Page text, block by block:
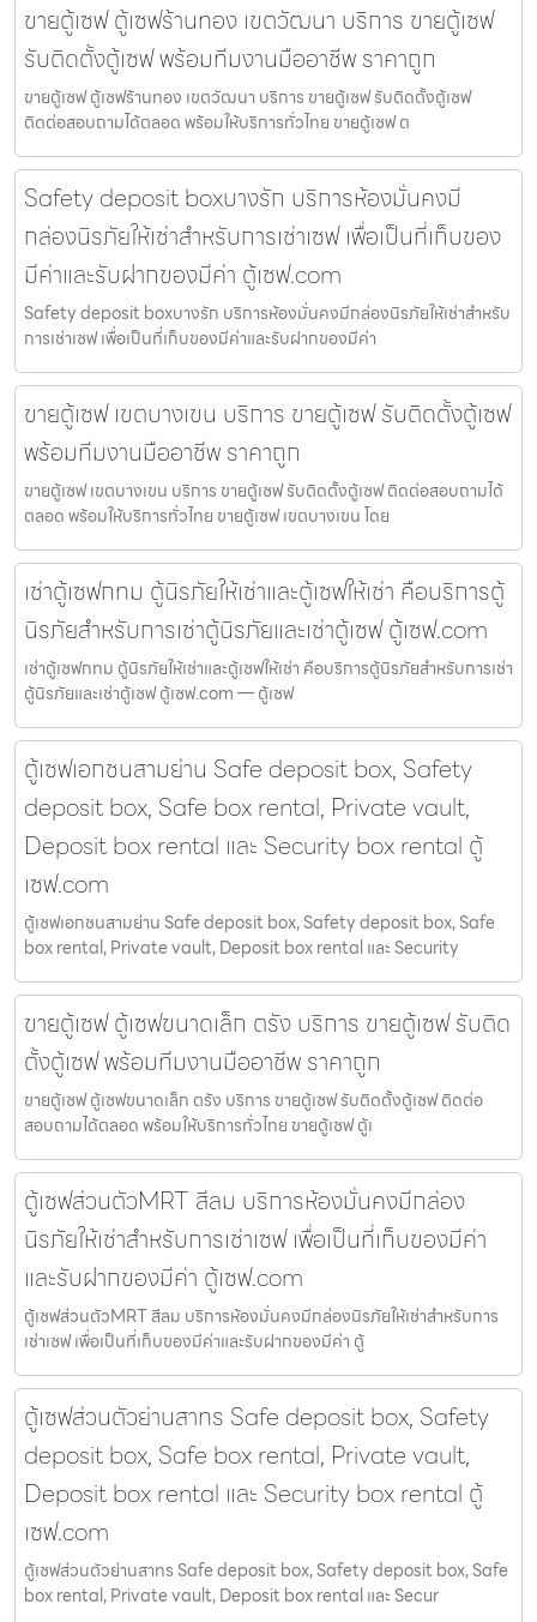
ขายตู้เซฟ ตู้เซฟร้านทอง เขตวัฒนา บริการ ขายตู้เซฟ
รับติดตั้งตู้เซฟ พร้อมทีมงานมืออาชีพ ราคาถูก
ขายตู้เซฟ ตู้เซฟร้านทอง เขตวัฒนา บริการ ขายตู้เซฟ รับติดตั้งตู้เซฟ
ติดต่อสอบถามได้ตลอด พร้อมให้บริการทั่วไทย ขายตู้เซฟ ต
Safety deposit boxบางรัก บริการห้องมั่นคงมี
กล่องนิรภัยให้เช่าสำหรับการเช่าเซฟ เพื่อเป็นที่เก็บของ
มีค่าและรับฝากของมีค่า ตู้เซฟ.com
Safety deposit boxบางรัก บริการห้องมั่นคงมีกล่องนิรภัยให้เช่าสำหรับ
การเช่าเซฟ เพื่อเป็นที่เก็บของมีค่าและรับฝากของมีค่า
ขายตู้เซฟ เขตบางเขน บริการ ขายตู้เซฟ รับติดตั้งตู้เซฟ
พร้อมทีมงานมืออาชีพ ราคาถูก
ขายตู้เซฟ เขตบางเขน บริการ ขายตู้เซฟ รับติดตั้งตู้เซฟ ติดต่อสอบถามได้
ตลอด พร้อมให้บริการทั่วไทย ขายตู้เซฟ เขตบางเขน โดย
เช่าตู้เซฟกทม ตู้นิรภัยให้เช่าและตู้เซฟให้เช่า คือบริการตู้
นิรภัยสำหรับการเช่าตู้นิรภัยและเช่าตู้เซฟ ตู้เซฟ.com
เช่าตู้เซฟกทม ตู้นิรภัยให้เช่าและตู้เซฟให้เช่า คือบริการตู้นิรภัยสำหรับการเช่า
ตู้นิรภัยและเช่าตู้เซฟ ตู้เซฟ.com — ตู้เซฟ
ตู้เซฟเอกชนสามย่าน Safe deposit box, Safety
deposit box, Safe box rental, Private vault,
Deposit box rental และ Security box rental ตู้
เซฟ.com
ตู้เซฟเอกชนสามย่าน Safe deposit box, Safety deposit box, Safe
box rental, Private vault, Deposit box rental และ Security
ขายตู้เซฟ ตู้เซฟขนาดเล็ก ตรัง บริการ ขายตู้เซฟ รับติด
ตั้งตู้เซฟ พร้อมทีมงานมืออาชีพ ราคาถูก
ขายตู้เซฟ ตู้เซฟขนาดเล็ก ตรัง บริการ ขายตู้เซฟ รับติดตั้งตู้เซฟ ติดต่อ
สอบถามได้ตลอด พร้อมให้บริการทั่วไทย ขายตู้เซฟ ตู้เ
ตู้เซฟส่วนตัวMRT สีลม บริการห้องมั่นคงมีกล่อง
นิรภัยให้เช่าสำหรับการเช่าเซฟ เพื่อเป็นที่เก็บของมีค่า
และรับฝากของมีค่า ตู้เซฟ.com
ตู้เซฟส่วนตัวMRT สีลม บริการห้องมั่นคงมีกล่องนิรภัยให้เช่าสำหรับการ
เช่าเซฟ เพื่อเป็นที่เก็บของมีค่าและรับฝากของมีค่า ตู้
ตู้เซฟส่วนตัวย่านสาทร Safe deposit box, Safety
deposit box, Safe box rental, Private vault,
Deposit box rental และ Security box rental ตู้
เซฟ.com
ตู้เซฟส่วนตัวย่านสาทร Safe deposit box, Safety deposit box, Safe
box rental, Private vault, Deposit box rental และ Secur